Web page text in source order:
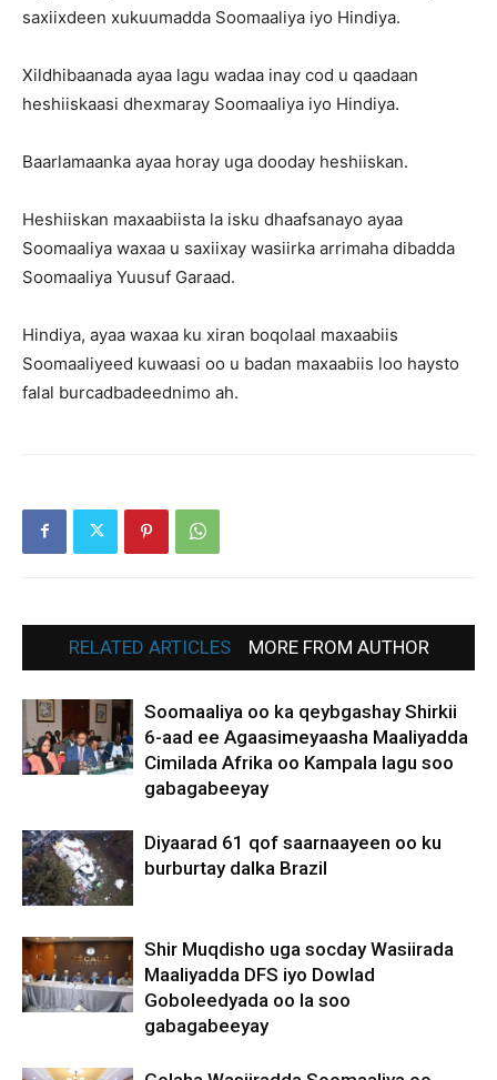
saxiixdeen xukuumadda Soomaaliya iyo Hindiya.
Xildhibaanada ayaa lagu wadaa inay cod u qaadaan
heshiiskaasi dhexmaray Soomaaliya iyo Hindiya.
Baarlamaanka ayaa horay uga dooday heshiiskan.
Heshiiskan maxaabiista la isku dhaafsanayo ayaa
Soomaaliya waxaa u saxiixay wasiirka arrimaha dibadda
Soomaaliya Yuusuf Garaad.
Hindiya, ayaa waxaa ku xiran boqolaal maxaabiis
Soomaaliyeed kuwaasi oo u badan maxaabiis loo haysto
falal burcadbadeednimo ah.
RELATED ARTICLES MORE FROM AUTHOR
Soomaaliya oo ka qeybgashay Shirkii
6-aad ee Agaasimeyaasha Maaliyadda
Cimilada Afrika oo Kampala lagu soo
gabagabeeyay
Diyaarad 61 qof saarnaayeen oo ku
burburtay dalka Brazil
Shir Muqdisho uga socday Wasiirada
Maaliyadda DFS iyo Dowlad
Goboleedyada oo la soo
gabagabeeyay